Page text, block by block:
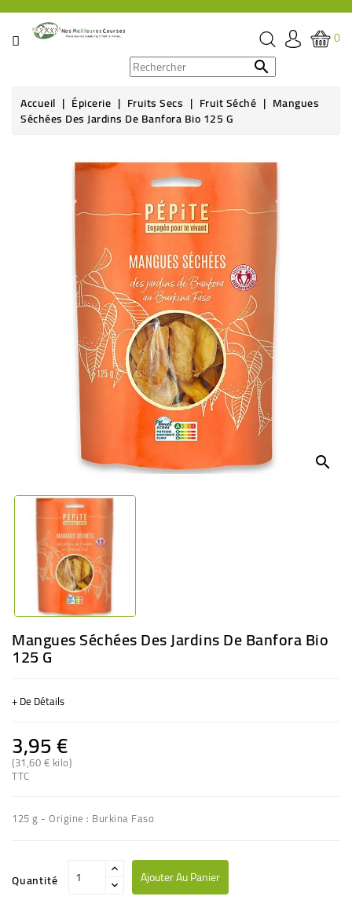
CATÉGORIE
ÉPICERIE
0

Accueil Épicerie Fruits Secs Fruit Séché Mangues
Séchées Des Jardins De Banfora Bio 125 G
search
Mangues Séchées Des Jardins De Banfora Bio
125 G
+ De Détails
3,95 €
(31,60 € kilo)
TTC
125 g - Origine : Burkina Faso
Quantité Ajouter Au Panier